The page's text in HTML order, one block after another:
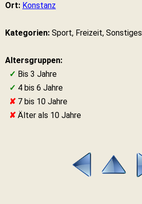
Ort: Konstanz
Kategorien: Sport, Freizeit, Sonstiges
Altersgruppen:
✓ Bis 3 Jahre
✓ 4 bis 6 Jahre
✘ 7 bis 10 Jahre
✘ Älter als 10 Jahre